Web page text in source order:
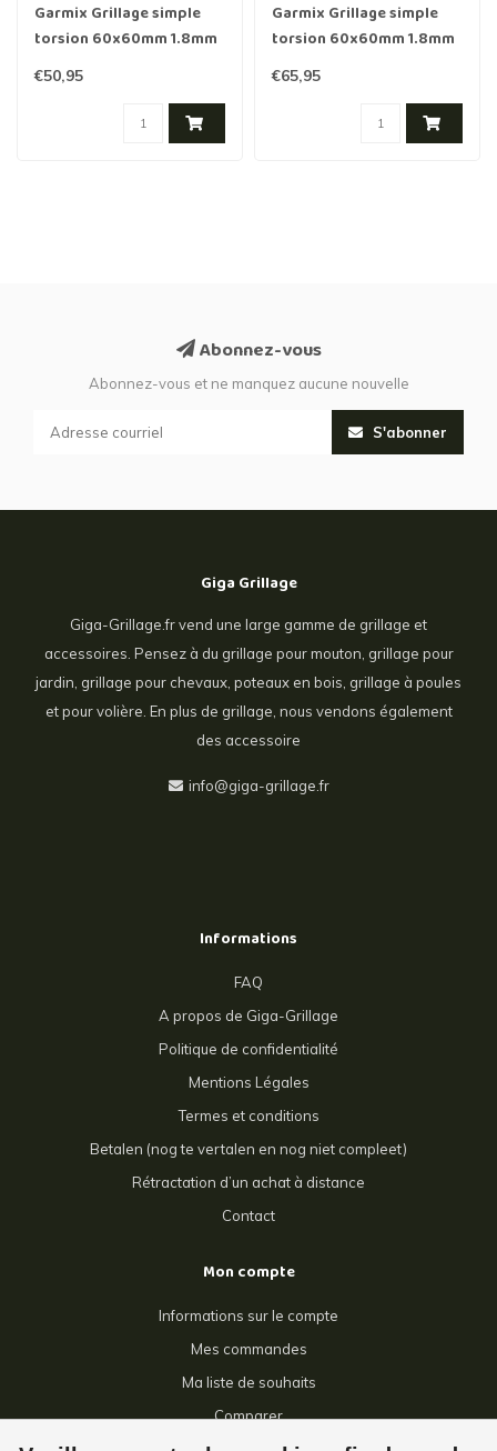
Garmix Grillage simple
torsion 60x60mm 1.8mm
100cm 15m Galvanis≈Ω
€50,95
Garmix Grillage simple
torsion 60x60mm 1.8mm
100cm 25m Galvanis≈Ω
€65,95
Abonnez-vous
Abonnez-vous et ne manquez aucune nouvelle
S'abonner
Giga Grillage
Giga-Grillage.fr vend une large gamme de grillage et
accessoires. Pensez à du grillage pour mouton, grillage pour
jardin, grillage pour chevaux, poteaux en bois, grillage à poules
et pour volière. En plus de grillage, nous vendons également
des accessoire
info@giga-grillage.fr
Informations
FAQ
A propos de Giga-Grillage
Politique de confidentialité
Mentions Légales
Termes et conditions
Betalen (nog te vertalen en nog niet compleet)
Rétractation d’un achat à distance
Contact
Mon compte
Informations sur le compte
Mes commandes
Ma liste de souhaits
Comparer